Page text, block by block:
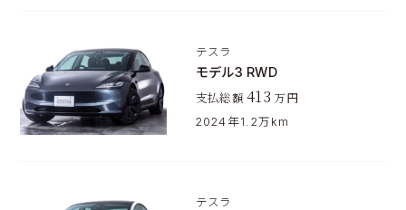
テスラ
モデル3 RWD
支払総額413 万円
2024年1.2万km
テスラ